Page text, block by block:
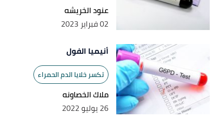
عنود الخريشه
02 فبراير 2023
أنيميا الفول
تكسر خلايا الدم الحمراء
ملاك الخصاونه
26 يوليو 2022